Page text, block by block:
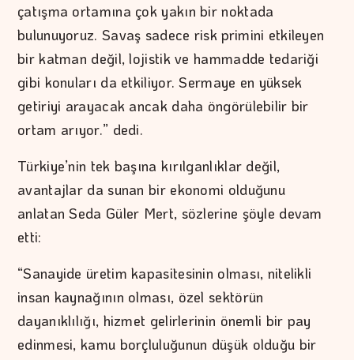
çatışma ortamına çok yakın bir noktada
bulunuyoruz. Savaş sadece risk primini etkileyen
bir katman değil, lojistik ve hammadde tedariği
gibi konuları da etkiliyor. Sermaye en yüksek
getiriyi arayacak ancak daha öngörülebilir bir
ortam arıyor.” dedi.
Türkiye’nin tek başına kırılganlıklar değil,
avantajlar da sunan bir ekonomi olduğunu
anlatan Seda Güler Mert, sözlerine şöyle devam
etti:
“Sanayide üretim kapasitesinin olması, nitelikli
insan kaynağının olması, özel sektörün
dayanıklılığı, hizmet gelirlerinin önemli bir pay
edinmesi, kamu borçluluğunun düşük olduğu bir